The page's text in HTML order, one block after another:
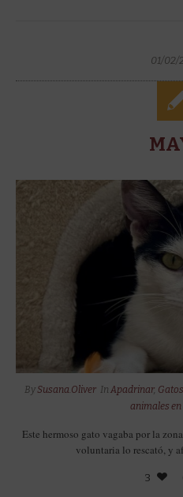
01/02/
By Susana.Oliver In Apadrinar, Gatos
animales
Este hermoso gato vagaba por la
voluntaria lo rescató, y
3